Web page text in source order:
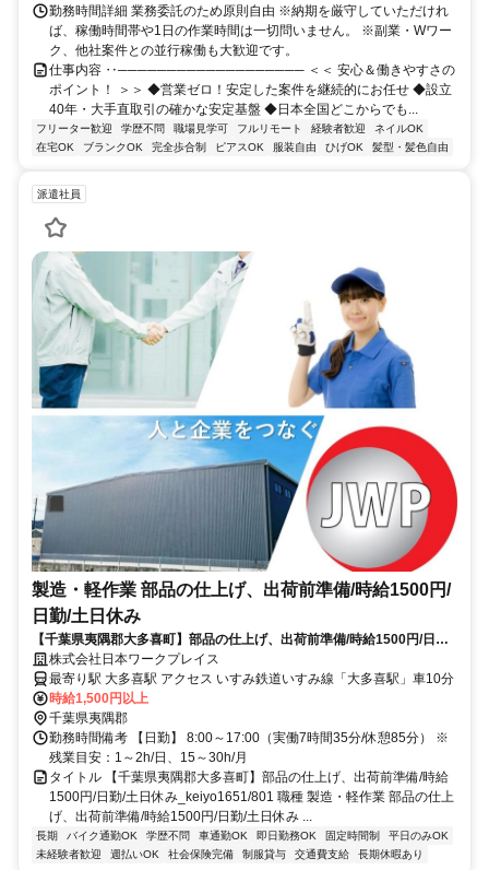
勤務時間詳細 業務委託のため原則自由 ※納期を厳守していただけれ
ば、稼働時間帯や1日の作業時間は一切問いません。 ※副業・Wワー
ク、他社案件との並行稼働も大歓迎です。
仕事内容 ‥─────────────────── ＜＜ 安心＆働きやすさの
ポイント！ ＞＞ ◆営業ゼロ！安定した案件を継続的にお任せ ◆設立
40年・大手直取引の確かな安定基盤 ◆日本全国どこからでも...
フリーター歓迎 学歴不問 職場見学可 フルリモート 経験者歓迎
ネイルOK
在宅OK
ブランクOK 完全歩合制 ピアスOK 服装自由 ひげOK 髪型・髪色自由
派遣社員
製造・軽作業 部品の仕上げ、出荷前準備/時給1500円/
日勤/土日休み
【千葉県夷隅郡大多喜町】部品の仕上げ、出荷前準備/時給1500円/日勤/
土日休み_keiyo1651/801
株式会社日本ワークプレイス
最寄り駅 大多喜駅 アクセス いすみ鉄道いすみ線「大多喜駅」車10分
時給1,500円以上
千葉県夷隅郡
勤務時間備考 【日勤】 8:00～17:00（実働7時間35分/休憩85分） ※
残業目安：1～2h/日、15～30h/月
タイトル 【千葉県夷隅郡大多喜町】部品の仕上げ、出荷前準備/時給
1500円/日勤/土日休み_keiyo1651/801 職種 製造・軽作業 部品の仕上
げ、出荷前準備/時給1500円/日勤/土日休み ...
長期 バイク通勤OK 学歴不問 車通勤OK 即日勤務OK 固定時間制
平日のみOK
未経験者歓迎
週払いOK 社会保険完備 制服貸与 交通費支給 長期休暇あり